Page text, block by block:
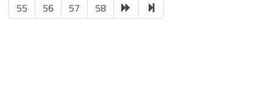
55
56 57 58